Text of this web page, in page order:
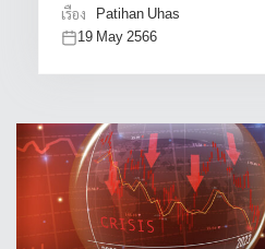
เรื่อง
Patihan Uhas
19 May 2566